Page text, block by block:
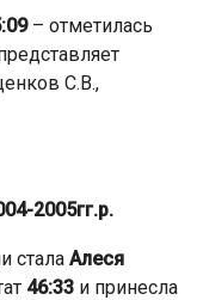
– отметилась
С.В.,
2005гг.р.
стала Алеся
46:33 и принесла